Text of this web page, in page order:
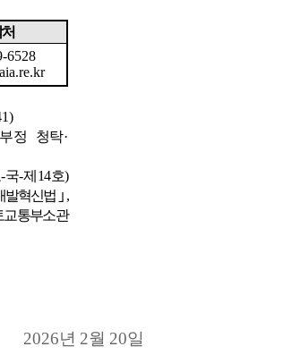
6528
정 청탁·
-국-제 14호)
발혁신법 ｣ ,
교통부소관
2026년 2월 20일